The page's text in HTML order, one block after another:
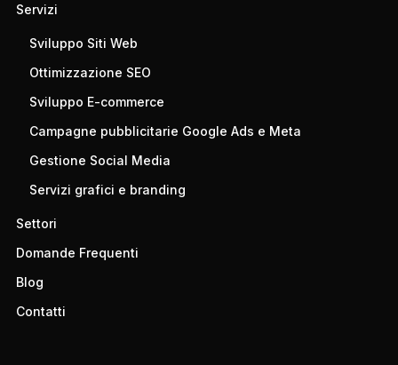
Servizi
Sviluppo Siti Web
Ottimizzazione SEO
Sviluppo E-commerce
Campagne pubblicitarie Google Ads e Meta
Gestione Social Media
Servizi grafici e branding
Settori
Domande Frequenti
Blog
Contatti